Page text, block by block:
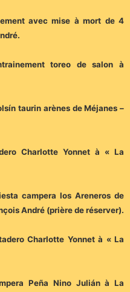
avec mise à mort de 4
toreo de salon à
taurin arènes de Méjanes –
Charlotte Yonnet à « La
campera los Areneros de
André (prière de réserver).
Charlotte Yonnet à « La
Peña Nino Julián à La